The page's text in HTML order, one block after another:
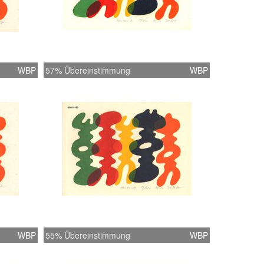
WBP 57% Übereinstimmung WBP
WBP 55% Übereinstimmung WBP